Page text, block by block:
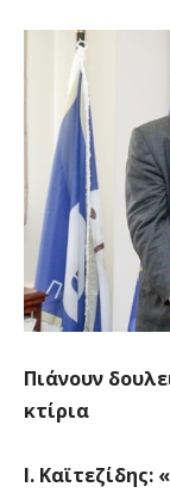
Πιάνουν
κτίρια
Ι.